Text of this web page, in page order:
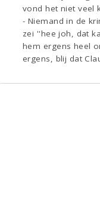
vond het niet veel
- Niemand in de
zei ''hee joh, dat
hem ergens heel
ergens, blij dat